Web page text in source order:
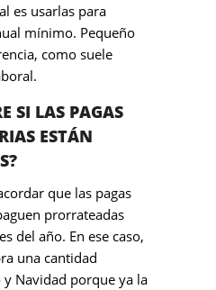
es usarlas para
mínimo. Pequeño
como suele
SI LAS PAGAS
ESTÁN
que las pagas
prorrateadas
del año. En ese caso,
una cantidad
Navidad porque ya la